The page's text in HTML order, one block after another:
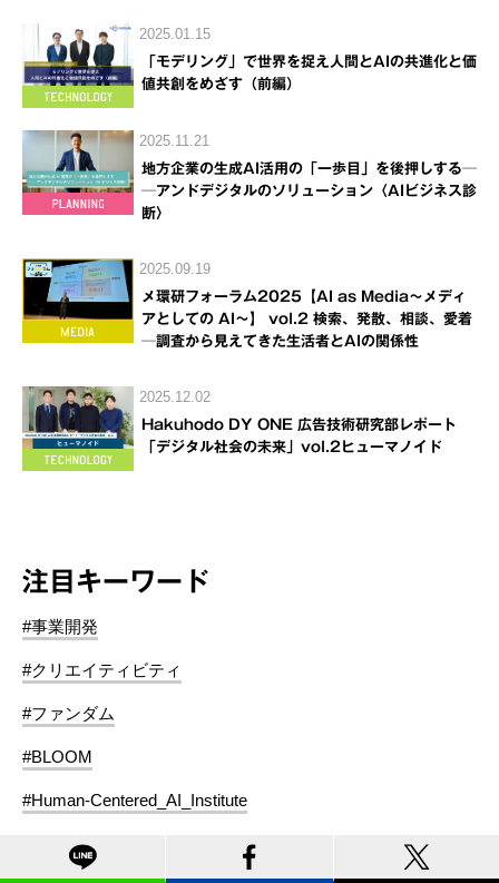
2025.01.15
「モデリング」で世界を捉え人間とAIの共進化と価
値共創をめざす（前編）
2025.11.21
地方企業の生成AI活用の「一歩目」を後押しする─
─アンドデジタルのソリューション〈AIビジネス診
断〉
2025.09.19
メ環研フォーラム2025【AI as Media～メディ
アとしての AI～】 vol.2 検索、発散、相談、愛着
─調査から見えてきた生活者とAIの関係性
2025.12.02
Hakuhodo DY ONE 広告技術研究部レポート
「デジタル社会の未来」vol.2ヒューマノイド
注目キーワード
#事業開発
#クリエイティビティ
#ファンダム
#BLOOM
#Human-Centered_AI_Institute
#ブランディング